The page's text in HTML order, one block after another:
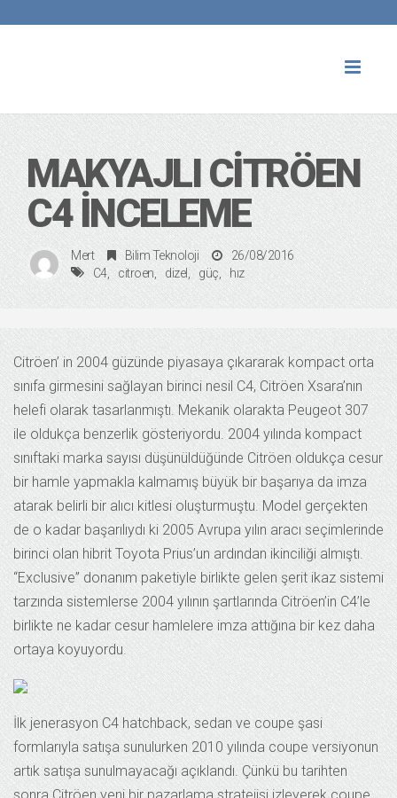
MAKYAJLI CITRÖEN
C4 İNCELEME
Mert Bilim Teknoloji
26/08/2016
C4
citroen dizel güç hız
Citröen’ in 2004 güzünde piyasaya çıkararak kompact orta
sınıfa girmesini sağlayan birinci nesil C4, Citröen Xsara’nın
helefi olarak tasarlanmıştı. Mekanik olarakta Peugeot 307
ile oldukça benzerlik gösteriyordu. 2004 yılında kompact
sınıftaki marka sayısı düşünüldüğünde Citröen oldukça cesur
bir hamle yapmakla kalmamış büyük bir başarıya da imza
atarak belirli bir alıcı kitlesi oluşturmuştu. Model gerçekten
de o kadar başarılıydı ki 2005 Avrupa yılın aracı seçimlerinde
birinci olan hibrit Toyota Prius’un ardından ikinciliği almıştı.
“Exclusive” donanım paketiyle birlikte gelen şerit ikaz sistemi
tarzında sistemlerse 2004 yılının şartlarında Citröen’in C4’le
birlikte ne kadar cesur hamlelere imza attığına bir kez daha
ortaya koyuyordu.
İlk jenerasyon C4 hatchback, sedan ve coupe şasi
formlarıyla satışa sunulurken 2010 yılında coupe versiyonun
artık satışa sunulmayacağı açıklandı. Çünkü bu tarihten